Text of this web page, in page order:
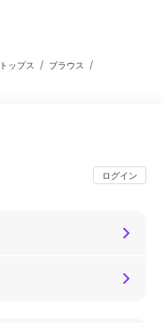
トップス / ブラウス /
ログイン